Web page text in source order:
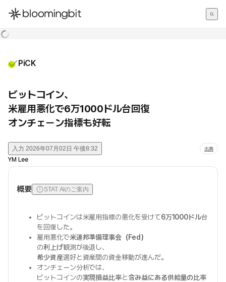
한국어
PiCK
ビットコイン、
米雇用悪化で6万1000ドル台回復
オンチェーン指標も好転
入力 2026年07月02日 午後8:32 出典
YM Lee
概要 STAT AIのご案内
ビットコインは米雇用指標の悪化を受けて6万1000ドル台
を回復した。
雇用悪化で米連邦準備理事会（Fed）
の利上げ観測が後退し、
希少資産選好と資産間の資金移動が進んだ。
オンチェーン分析では、
ビットコインの実現損益比率と含み益にある供給量の比率